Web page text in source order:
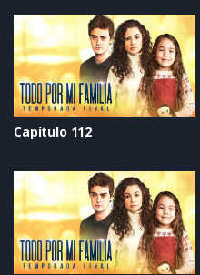
Capítulo 112